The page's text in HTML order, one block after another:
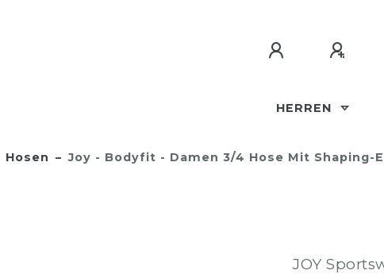
HERREN
Hosen Joy - Bodyfit - Damen 3/4 Hose Mit Shaping-
JOY